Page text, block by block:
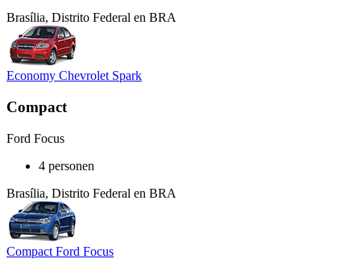
Brasília, Distrito Federal en BRA
Economy Chevrolet Spark
Compact
Ford Focus
4 personen
Brasília, Distrito Federal en BRA
Compact Ford Focus